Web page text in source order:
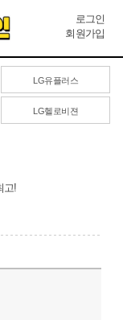
로그인
회원가입
LG유플러스
LG헬로비젼
고!